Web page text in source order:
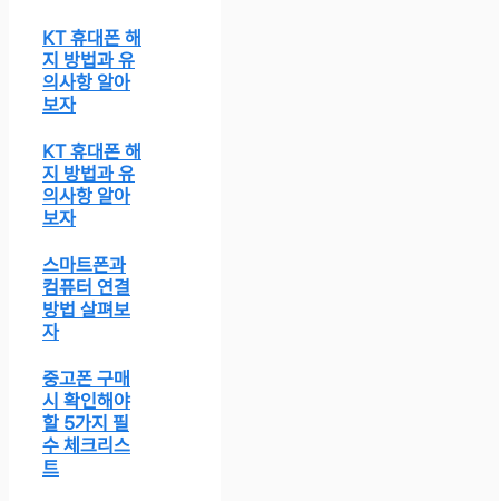
KT 휴대폰 해
지 방법과 유
의사항 알아
보자
KT 휴대폰 해
지 방법과 유
의사항 알아
보자
스마트폰과
컴퓨터 연결
방법 살펴보
자
중고폰 구매
시 확인해야
할 5가지 필
수 체크리스
트